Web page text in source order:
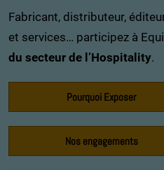
Fabricant, distributeur,
et services… participez à
du secteur de l’Hospitality.
Pourquoi Exposer
Nos engagements